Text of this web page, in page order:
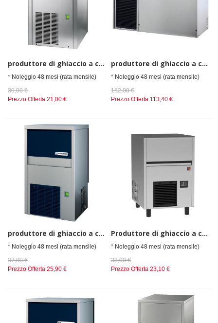
produttore di ghiaccio a cubetti, raffreddamento ad aria, 22 kg/24 h
* Noleggio 48 mesi (rata mensile)
30,00 €
Prezzo Offerta 21,00 €
produttore di ghiaccio a cubetti, raffreddamento ad aria, 300 kg/24 h
* Noleggio 48 mesi (rata mensile)
162,00 €
Prezzo Offerta 113,40 €
produttore di ghiaccio a cubetti, raffreddamento ad aria, 32 kg/24 h
* Noleggio 48 mesi (rata mensile)
37,00 €
Prezzo Offerta 25,90 €
Produttore di ghiaccio a cubetti, raffreddamento ad aria, 32 kg/24 h
* Noleggio 48 mesi (rata mensile)
33,00 €
Prezzo Offerta 23,10 €